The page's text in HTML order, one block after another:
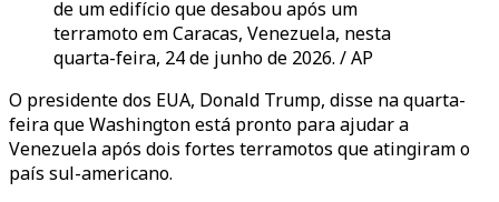
de um edifício que desabou após um
terramoto em Caracas, Venezuela, nesta
quarta-feira, 24 de junho de 2026. / AP
O presidente dos EUA, Donald Trump, disse na quarta-
feira que Washington está pronto para ajudar a
Venezuela após dois fortes terramotos que atingiram o
país sul-americano.